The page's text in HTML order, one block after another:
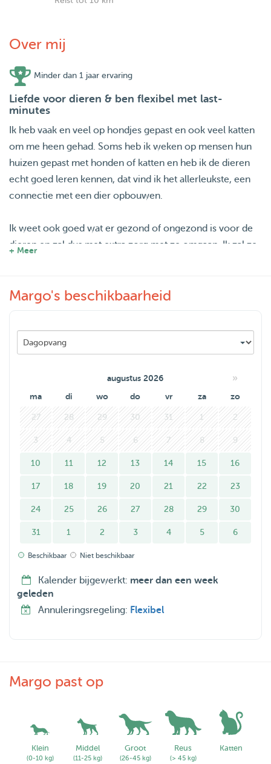
Over mij
Minder dan 1 jaar ervaring
Liefde voor dieren & ben flexibel met last-
minutes
Ik heb vaak en veel op hondjes gepast en ook veel katten
om me heen gehad. Soms heb ik weken op mensen hun
huizen gepast met honden of katten en heb ik de dieren
echt goed leren kennen, dat vind ik het allerleukste, een
connectie met een dier opbouwen.
Ik weet ook goed wat er gezond of ongezond is voor de
dieren en zal dus met extra zorg met ze omgaan. Ik zal ze
vooral om het karakter van een dier.
+ Meer
Margo's beschikbaarheid
augustus 2026 »
ma di wo do vr za zo
27 28 29 30 31 1 2
3 4 5 6 7 8 9
10 11 12 13 14 15 16
17 18 19 20 21 22 23
24 25 26 27 28 29 30
31 1 2 3 4 5 6
Beschikbaar Niet beschikbaar
Kalender bijgewerkt: meer dan een week
geleden
Annuleringsregeling: Flexibel
Margo past op
Klein
(0-10 kg)
Middel
(11-25 kg)
Groot
(26-45 kg)
Reus
(> 45 kg)
Katten